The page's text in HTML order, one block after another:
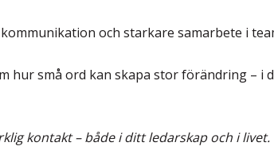
och starkare samarbete i
hur små ord kan skapa stor förändring – i
kontakt – både i ditt ledarskap och i livet.